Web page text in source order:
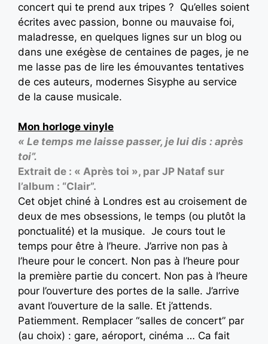
concert qui te prend aux tripes ? Qu’elles soient
écrites avec passion, bonne ou mauvaise foi,
maladresse, en quelques lignes sur un blog ou
dans une exégèse de centaines de pages, je ne
me lasse pas de lire les émouvantes tentatives
de ces auteurs, modernes Sisyphe au service
de la cause musicale.
Mon horloge vinyle
« Le temps me laisse passer, je lui dis : après
toi”.
Extrait de : « Après toi », par JP Nataf sur
l’album : “Clair”.
Cet objet chiné à Londres est au croisement de
deux de mes obsessions, le temps (ou plutôt la
ponctualité) et la musique. Je cours tout le
temps pour être à l’heure. J’arrive non pas à
l’heure pour le concert. Non pas à l’heure pour
la première partie du concert. Non pas à l’heure
pour l’ouverture des portes de la salle. J’arrive
avant l’ouverture de la salle. Et j’attends.
Patiemment. Remplacer “salles de concert” par
(au choix) : gare, aéroport, cinéma … Ca fait